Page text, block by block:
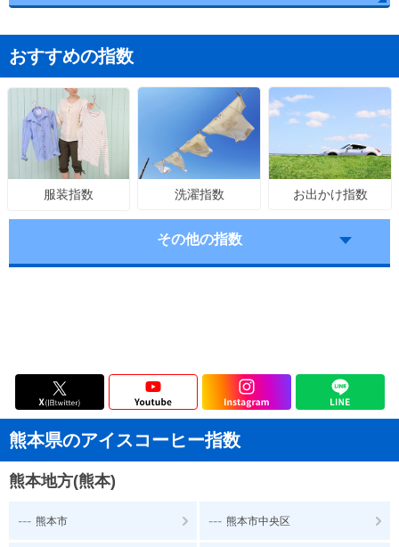
おすすめの指数
服装指数 洗濯指数 お出かけ指数
その他の指数
熊本県のアイスコーヒー指数
熊本地方(熊本)
--- 熊本市 --- 熊本市中央区